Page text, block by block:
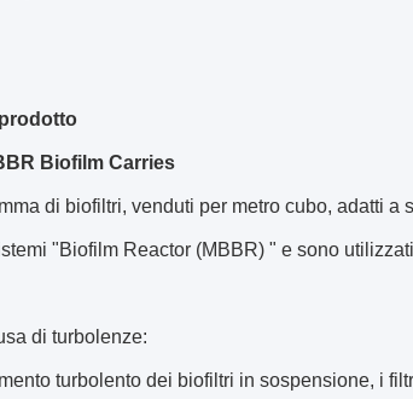
Biofilm Carries
di biofiltri, venduti per metro cubo, adatti
"Biofilm Reactor (MBBR) " e sono
di turbolenze:
turbolento dei biofiltri in sospensione, i